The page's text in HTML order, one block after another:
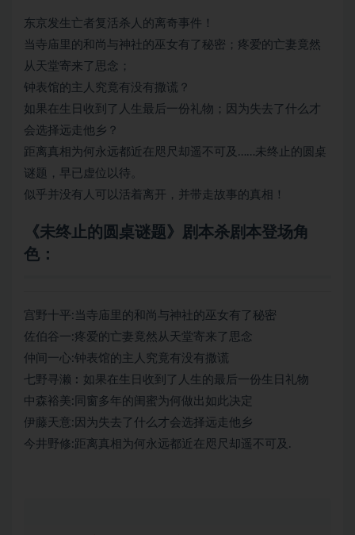
东京发生亡者复活杀人的离奇事件！
当寺庙里的和尚与神社的巫女有了秘密；疼爱的亡妻竟然
从天堂寄来了思念；
钟表馆的主人究竟有没有撒谎？
如果在生日收到了人生最后一份礼物；因为失去了什么才
会选择远走他乡？
距离真相为何永远都近在咫尺却遥不可及……未终止的圆桌
谜题，早已虚位以待。
似乎并没有人可以活着离开，并带走故事的真相！
《未终止的圆桌谜题》剧本杀剧本登场角
色：
宫野十平:当寺庙里的和尚与神社的巫女有了秘密
佐伯谷一:疼爱的亡妻竟然从天堂寄来了思念
仲间一心:钟表馆的主人究竟有没有撒谎
七野寻濑︰如果在生日收到了人生的最后一份生日礼物
中森裕美:同窗多年的闺蜜为何做出如此决定
伊藤天意:因为失去了什么才会选择远走他乡
今井野修:距离真相为何永远都近在咫尺却遥不可及.